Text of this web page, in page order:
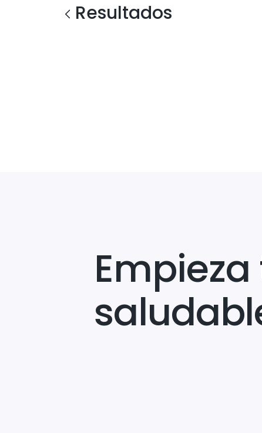
Resultados